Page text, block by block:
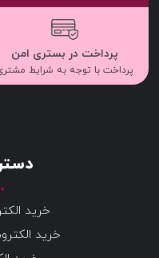
پرداخت در بستری امن
پرداخت با توجه به شرایط
خرید
خرید